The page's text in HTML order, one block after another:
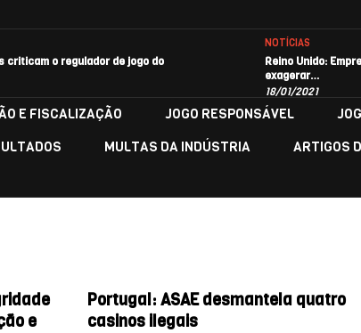
criticam o regulador de jogo do
NOTÍCIAS
Reino Unido:
exagerar…
18/01/2021
E FISCALIZAÇÃO JOGO RESPONSÁVEL
MULTAS DA INDÚSTRIA ARTIGOS
e
Portugal: ASAE desmantela quatro
casinos ilegais